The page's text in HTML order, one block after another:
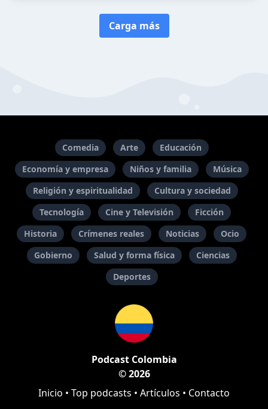
Carga más
Comedia Arte
Educación
Economía y empresa
Niños y familia
Música
Religión y espiritualidad
Cultura y sociedad
Tecnología
Cine y Televisión
Ficción
Historia
Crímenes reales Noticias
Ocio
Gobierno
Salud y forma física
Ciencias
Deportes
Podcast Colombia
© 2026
Inicio • Top podcasts • Artículos • Contacto